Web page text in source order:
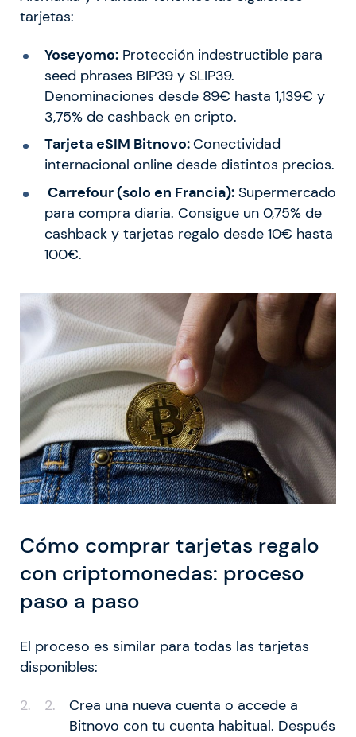
tarjetas:
Yoseyomo:Protección indestructible para
seed phrases BIP39 y SLIP39.
Denominaciones desde 89€ hasta 1,139€ y
3,75% de cashback en cripto.
Tarjeta eSIM Bitnovo:Conectividad
internacional online desde distintos precios.
Carrefour (solo en Francia):Supermercado
para compra diaria. Consigue un 0,75% de
cashback y tarjetas regalo desde 10€ hasta
100€.
Cómo comprar tarjetas regalo
con criptomonedas: proceso
paso a paso
El proceso es similar para todas las tarjetas
disponibles:
Crea una nueva cuenta o accede a
Bitnovo con tu cuenta habitual. Después